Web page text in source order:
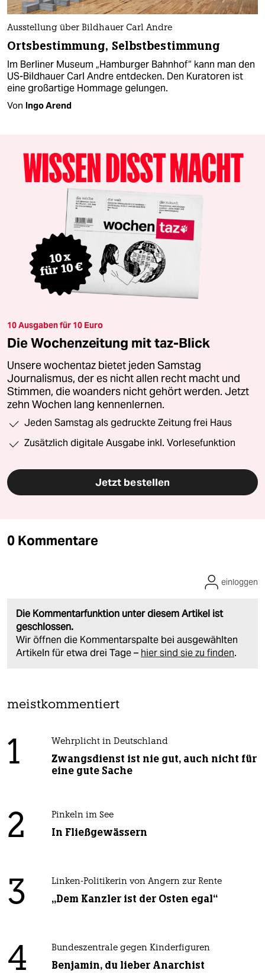
Ausstellung über Bildhauer Carl Andre
Ortsbestimmung, Selbstbestimmung
Im Berliner Museum „Hamburger Bahnhof“ kann man den
US-Bildhauer Carl Andre entdecken. Den Kuratoren ist
eine großartige Hommage gelungen.
Von Ingo Arend
10 Ausgaben für 10 Euro
Die Wochenzeitung mit taz-Blick
Unsere wochentaz bietet jeden Samstag
Journalismus, der es nicht allen recht macht und
Stimmen, die woanders nicht gehört werden. Jetzt
zehn Wochen lang kennenlernen.
Jeden Samstag als gedruckte Zeitung frei Haus
Zusätzlich digitale Ausgabe inkl. Vorlesefunktion
Jetzt bestellen
0 Kommentare
Die Kommentarfunktion unter diesem Artikel ist
geschlossen.
Wir öffnen die Kommentarspalte bei ausgewählten
Artikeln für etwa drei Tage – hier sind sie zu finden.
einloggen
meistkommentiert
1 Wehrplicht in Deutschland
Zwangsdienst ist nie gut, auch nicht für
eine gute Sache
2 Pinkeln im See
In Fließgewässern
3 Linken-Politikerin von Angern zur Rente
„Dem Kanzler ist der Osten egal“
4 Bundeszentrale gegen Kinderfiguren
Benjamin, du lieber Anarchist